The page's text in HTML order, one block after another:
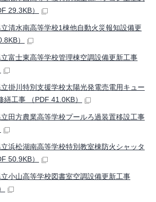
29.3KB）
清水南高等学校1棟他自動火災報知設備更
）
富士東高等学校管理棟空調設備更新工事
掛川特別支援学校太陽光発電売電用キュー
繕工事 （PDF 41.0KB）
田方農業高等学校プールろ過装置移設工事
浜松湖南高等学校特別教室棟防火シャッタ
50.9KB）
小山高等学校図書室空調設備更新工事